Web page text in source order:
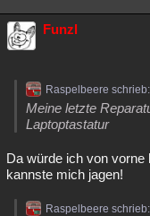
Funzl
Raspelbeere schrieb:
Meine letzte
Laptoptastatur
Da würde ich von vorne
kannste mich jagen!
Raspelbeere schrieb: